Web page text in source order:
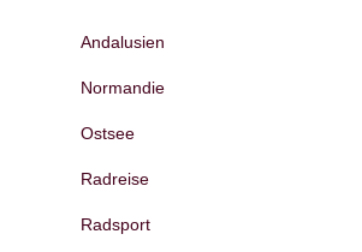
Andalusien
Normandie
Ostsee
Radreise
Radsport